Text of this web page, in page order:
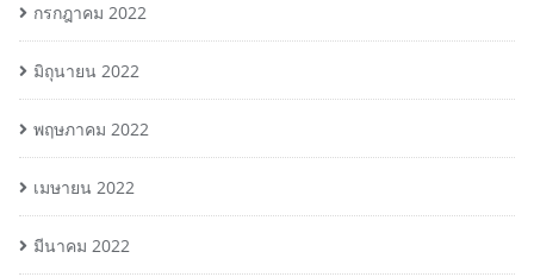
กรกฎาคม 2022
มิถุนายน 2022
พฤษภาคม 2022
เมษายน 2022
มีนาคม 2022